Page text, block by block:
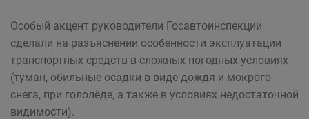
Особый акцент руководители Госавтоинспекции
сделали на разъяснении особенности эксплуатации
транспортных средств в сложных погодных условиях
(туман, обильные осадки в виде дождя и мокрого
снега, при гололёде, а также в условиях недостаточной
видимости).